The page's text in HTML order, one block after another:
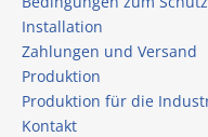
Installation
Zahlungen und Versand
Produktion
Produktion für die
Kontakt